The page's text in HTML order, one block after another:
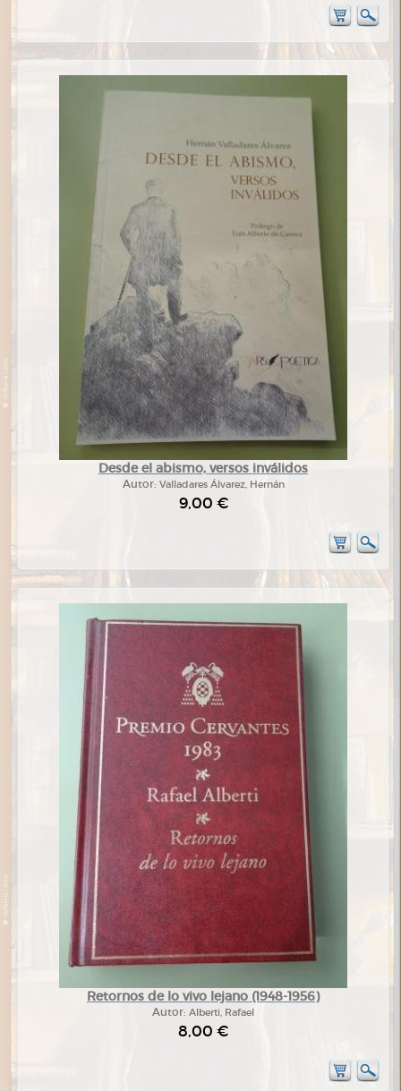
Desde el abismo, versos inválidos
Autor: Valladares Álvarez, Hernán
9,00 €
Retornos de lo vivo lejano (1948-1956)
Autor: Alberti, Rafael
8,00 €